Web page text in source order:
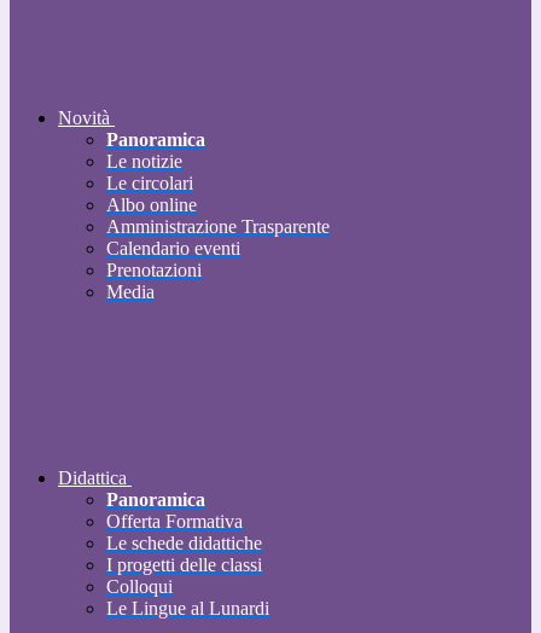
Novità
Panoramica
Le notizie
Le circolari
Albo online
Amministrazione Trasparente
Calendario eventi
Prenotazioni
Media
Didattica
Panoramica
Offerta Formativa
Le schede didattiche
I progetti delle classi
Colloqui
Le Lingue al Lunardi